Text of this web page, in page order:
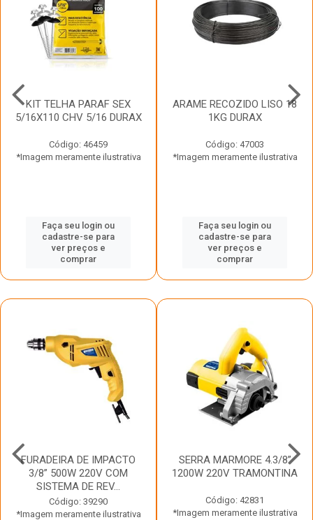
KIT TELHA PARAF SEX
5/16X110 CHV 5/16 DURAX
Código: 46459
*Imagem meramente ilustrativa
Faça seu login ou
cadastre-se para
ver preços e
comprar
ARAME RECOZIDO LISO 18
1KG DURAX
Código: 47003
*Imagem meramente ilustrativa
Faça seu login ou
cadastre-se para
ver preços e
comprar
FURADEIRA DE IMPACTO
3/8” 500W 220V COM
SISTEMA DE REV...
Código: 39290
*Imagem meramente ilustrativa
SERRA MARMORE 4.3/8”
1200W 220V TRAMONTINA
Código: 42831
*Imagem meramente ilustrativa